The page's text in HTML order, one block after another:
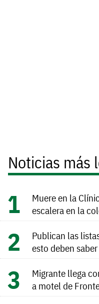
Noticias más
Muere en la
escalera en la
Publican las
esto deben
Migrante llega
a motel de